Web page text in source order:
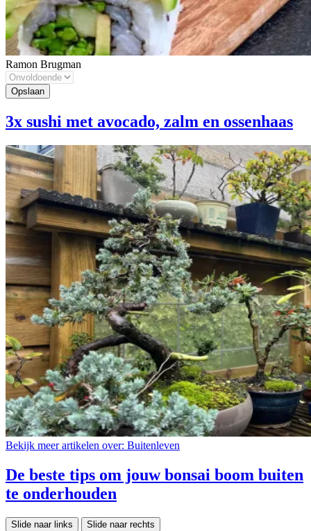
Ramon Brugman
3x sushi met avocado, zalm en ossenhaas
Bekijk meer artikelen over: Buitenleven
De beste tips om jouw bonsai boom buiten
te onderhouden
Slide naar links Slide naar rechts